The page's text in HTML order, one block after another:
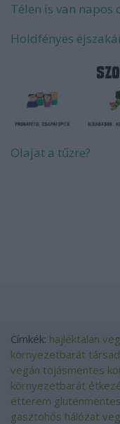
Télen is van napos
Holdfényes
Olajat a tűzre?
Címkék: hajléktalan
környezetbarát
vegán tojásmentes
környezetbarát
étterem
gasztohős hálózat